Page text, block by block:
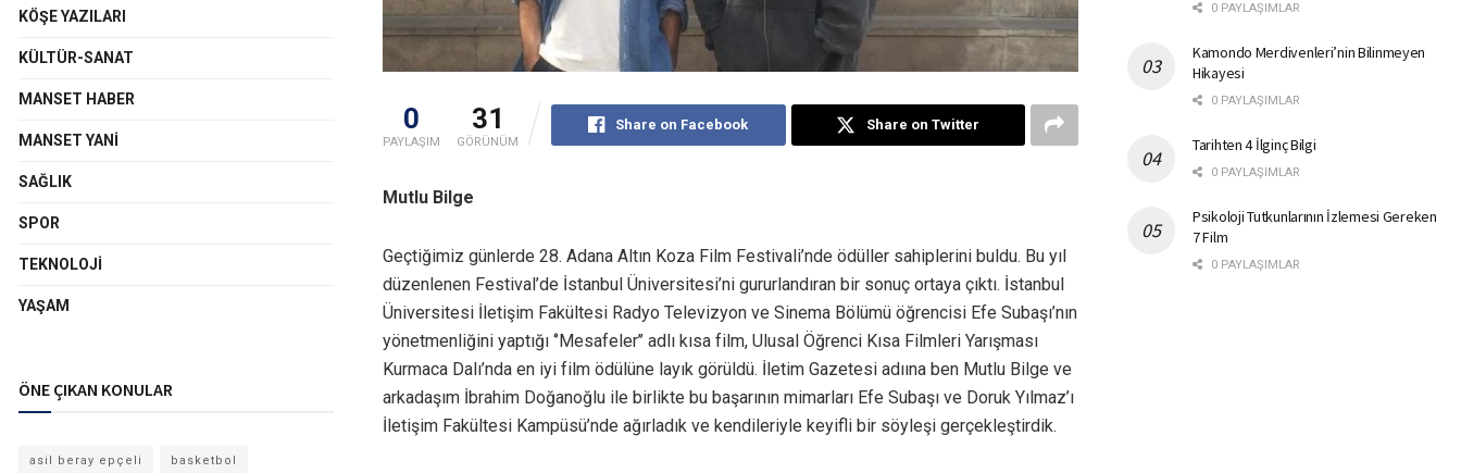
0
PAYLAŞIM
31
GÖRÜNÜM
Share on Facebook Share on Twitter
Mutlu Bilge
Geçtiğimiz günlerde 28. Adana Altın Koza Film Festivali’nde ödüller sahiplerini buldu. Bu yıl
düzenlenen Festival’de İstanbul Üniversitesi’ni gururlandıran bir sonuç ortaya çıktı. İstanbul
Üniversitesi İletişim Fakültesi Radyo Televizyon ve Sinema Bölümü öğrencisi Efe Subaşı’nın
yönetmenliğini yaptığı ‘’Mesafeler’’ adlı kısa film, Ulusal Öğrenci Kısa Filmleri Yarışması
Kurmaca Dalı’nda en iyi film ödülüne layık görüldü. İletim Gazetesi adıına ben Mutlu Bilge ve
arkadaşım İbrahim Doğanoğlu ile birlikte bu başarının mimarları Efe Subaşı ve Doruk Yılmaz’ı
İletişim Fakültesi Kampüsü’nde ağırladık ve kendileriyle keyifli bir söyleşi gerçekleştirdik.
KÖŞE YAZILARI
KÜLTÜR-SANAT
MANSET HABER
MANSET YANI
SAĞLIK
SPOR
TEKNOLOJI
YAŞAM
ÖNE ÇIKAN KONULAR
asil beray epçeli basketbol
0 PAYLAŞIMLAR
Kamondo Merdivenleri’nin Bilinmeyen
Hikayesi
0 PAYLAŞIMLAR
Tarihten 4 İlginç Bilgi
0 PAYLAŞIMLAR
Psikoloji Tutkunlarının İzlemesi Gereken
7 Film
0 PAYLAŞIMLAR